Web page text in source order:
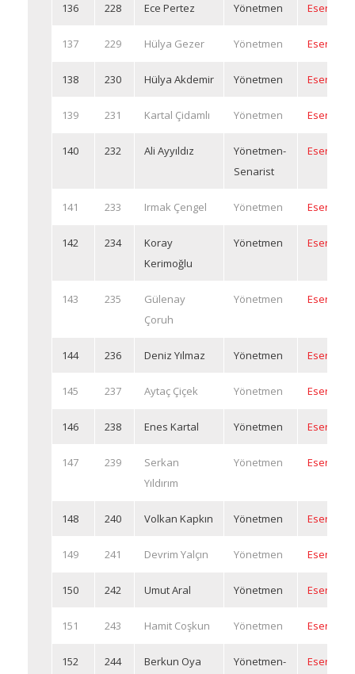
136 228 Ece Pertez Yönetmen Eserleri
137 229 Hülya Gezer Yönetmen Eserleri
138 230 Hülya Akdemir Yönetmen Eserleri
139 231 Kartal Çidamlı Yönetmen Eserleri
140 232 Ali Ayyıldız
Yönetmen-
Senarist
Eserleri
141 233 Irmak Çengel Yönetmen Eserleri
142 234
Koray
Kerimoğlu
Yönetmen Eserleri
143 235
Gülenay
Çoruh
Yönetmen Eserleri
144 236 Deniz Yılmaz Yönetmen Eserleri
145 237 Aytaç Çiçek Yönetmen Eserleri
146 238 Enes Kartal Yönetmen Eserleri
147 239
Serkan
Yıldırım
Yönetmen Eserleri
148 240 Volkan Kapkın Yönetmen Eserleri
149 241 Devrim Yalçın Yönetmen Eserleri
150 242 Umut Aral Yönetmen Eserleri
151 243 Hamit Coşkun Yönetmen Eserleri
152 244 Berkun Oya
Yönetmen-
Eserleri